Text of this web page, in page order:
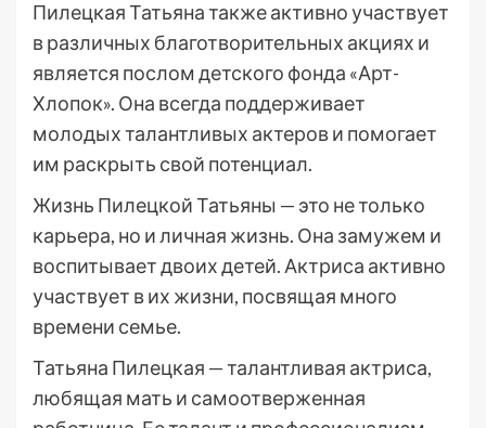
Пилецкая Татьяна также активно участвует
в различных благотворительных акциях и
является послом детского фонда «Арт-
Хлопок». Она всегда поддерживает
молодых талантливых актеров и помогает
им раскрыть свой потенциал.
Жизнь Пилецкой Татьяны — это не только
карьера, но и личная жизнь. Она замужем и
воспитывает двоих детей. Актриса активно
участвует в их жизни, посвящая много
времени семье.
Татьяна Пилецкая — талантливая актриса,
любящая мать и самоотверженная